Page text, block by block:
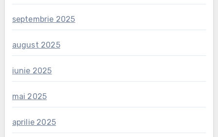
septembrie 2025
august 2025
iunie 2025
mai 2025
aprilie 2025